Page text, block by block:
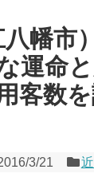
幡市
運命
客数
3/21